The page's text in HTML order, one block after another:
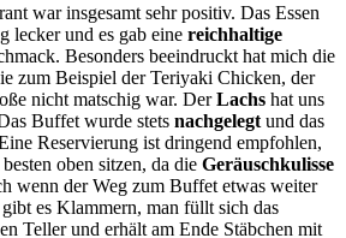
war insgesamt sehr positiv. Das Essen
lecker und es gab eine reichhaltige
Besonders beeindruckt hat mich die
zum Beispiel der Teriyaki Chicken, der
nicht matschig war. DerLachs hat uns
Buffet wurde stets nachgelegt und das
Reservierung ist dringend empfohlen,
oben sitzen, da die Geräuschkulisse
wenn der Weg zum Buffet etwas weiter
es Klammern, man füllt sich das
Teller und erhält am Ende Stäbchen mit